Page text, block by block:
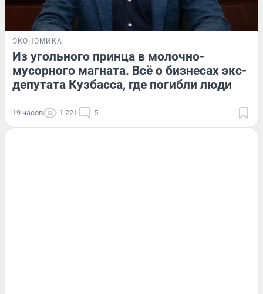
ЭКОНОМИКА
Из угольного принца в молочно-
мусорного магната. Всё о бизнесах экс-
депутата Кузбасса, где погибли люди
19 часов 1 221 5